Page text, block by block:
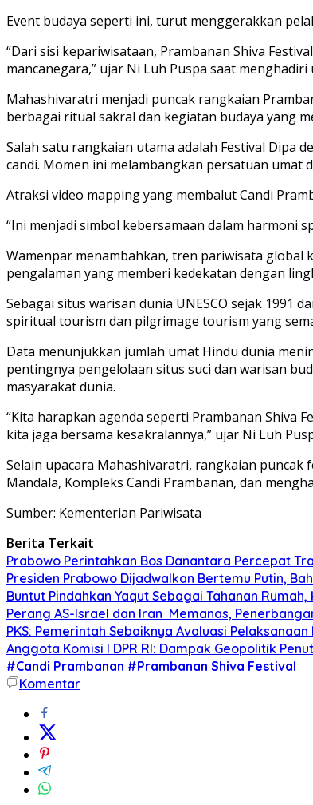
Event budaya seperti ini, turut menggerakkan
“Dari sisi kepariwisataan, Prambanan Shiva
mancanegara,” ujar Ni Luh Puspa saat
Mahashivaratri menjadi puncak rangkaian
berbagai ritual sakral dan kegiatan budaya yang
Salah satu rangkaian utama adalah Festival Dipa
candi. Momen ini melambangkan persatuan umat
Atraksi video mapping yang membalut Candi
“Ini menjadi simbol kebersamaan dalam harmoni
Wamenpar menambahkan, tren pariwisata
pengalaman yang memberi kedekatan dengan
Sebagai situs warisan dunia UNESCO sejak 1991
spiritual tourism dan pilgrimage tourism yang
Data menunjukkan jumlah umat Hindu dunia
pentingnya pengelolaan situs suci dan warisan
masyarakat dunia.
“Kita harapkan agenda seperti Prambanan Shiva
kita jaga bersama kesakralannya,” ujar Ni Luh
Selain upacara Mahashivaratri, rangkaian puncak
Mandala, Kompleks Candi Prambanan, dan
Sumber: Kementerian Pariwisata
Berita Terkait
Prabowo Perintahkan Bos Danantara Percepat
Presiden Prabowo Dijadwalkan Bertemu Putin,
Buntut Pindahkan Yaqut Sebagai Tahanan
Perang AS-Israel dan Iran Memanas,
PKS: Pemerintah Sebaiknya Avaluasi Pelaksanaan
Anggota Komisi I DPR RI: Dampak Geopolitik
#Candi Prambanan #Prambanan Shiva Festival
Komentar